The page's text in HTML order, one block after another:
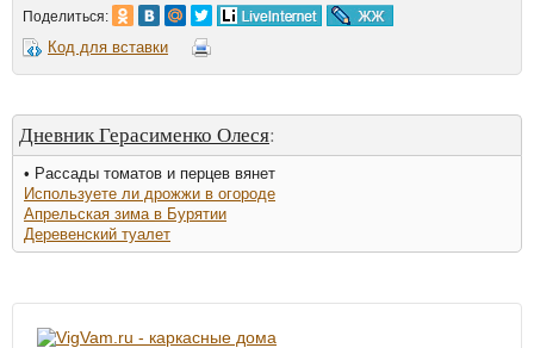
Поделиться:
Код для вставки
Дневник Герасименко Олеся:
• Рассады томатов и перцев вянет
Используете ли дрожжи в огороде
Апрельская зима в Бурятии
Деревенский туалет